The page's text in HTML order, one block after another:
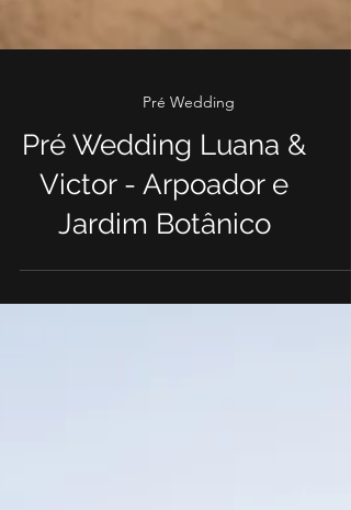
Pré Wedding
Pré Wedding Luana &
Victor - Arpoador e
Jardim Botânico